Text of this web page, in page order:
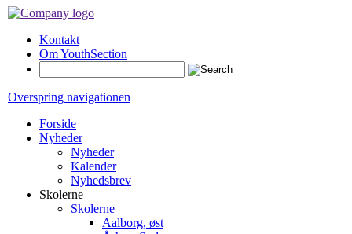
Kontakt
Om YouthSection
Overspring navigationen
Forside
Nyheder
Nyheder
Kalender
Nyhedsbrev
Skolerne
Skolerne
Aalborg, øst